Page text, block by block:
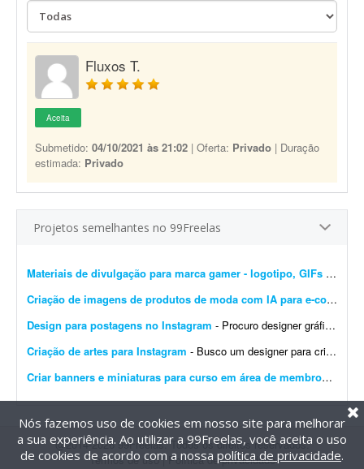
Fluxos T.
Aceita
Submetido: 04/10/2021 às 21:02 | Oferta: Privado | Duração
estimada: Privado
Projetos semelhantes no 99Freelas
Materiais de divulgação para marca gamer - logotipo, GIFs e banners
Criação de imagens de produtos de moda com IA para e-commerce
Design para postagens no Instagram - Procuro designer gráfico para me ajudar nas postagens do meu Instagram profissional. Algumas já foram feitas por mim, mas precisam ser melhoradas. Algumas pretendo manter como est&ati...
Criação de artes para Instagram - Busco um designer para criação de artes para o Instagram. O designer receberá um calendário editorial já pronto, com direcionamento de headlines, subheadlines e ...
Criar banners e miniaturas para curso em área de membros
-
@2014-2026 99Freelas. Todos os direitos reservados.
Termos de uso| Política de privacidade
Nós fazemos uso de cookies em nosso site para melhorar
a sua experiência. Ao utilizar a 99Freelas, você aceita o uso
de cookies de acordo com a nossa política de privacidade.